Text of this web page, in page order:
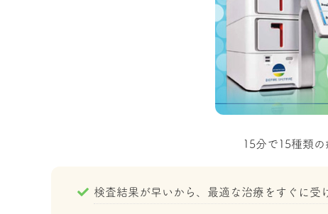
15分で15種類の
検査結果が早いから、最適な治療をすぐに受